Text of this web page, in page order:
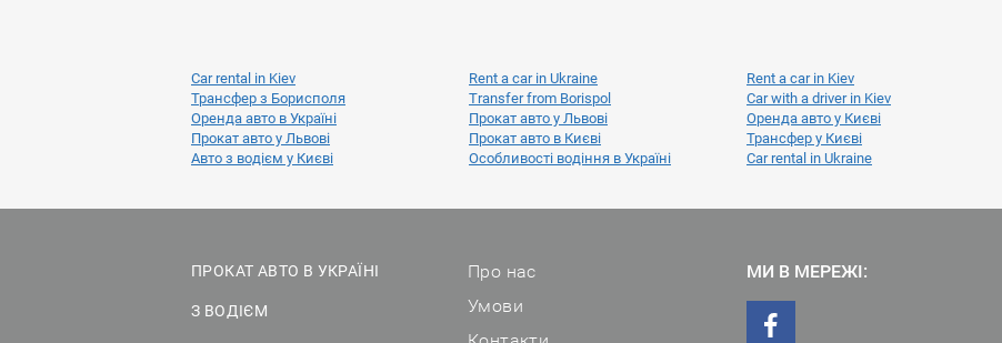
Car rental in Kiev Rent a car in Ukraine Rent a car in Kiev
Трансфер з Борисполя
Transfer from Borispol Car with a driver in Kiev
Оренда авто в Україні
Прокат авто у Львові Оренда авто у Києві
Прокат авто у Львові
Прокат авто в Києві Трансфер у Києві
Авто з водієм у Києві
Особливості водіння в Україні Car rental in Ukraine
ПРОКАТ АВТО В УКРАЇНІ
З ВОДІЄМ
Про нас
Умови
МИ В МЕРЕЖІ: